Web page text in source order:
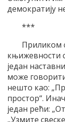
демократију
***
Приликом
књижевности
један
може
нешто као:
простор“.
један рећи:
„Узмите